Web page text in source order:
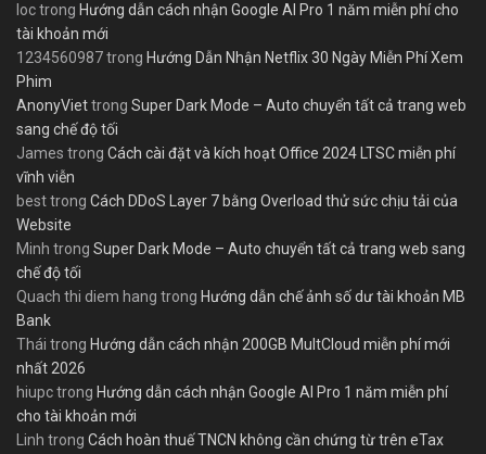
loctrong Hướng dẫn cách nhận Google AI Pro 1 năm miễn phí cho
tài khoản mới
1234560987trong Hướng Dẫn Nhận Netflix 30 Ngày Miễn Phí Xem
Phim
AnonyViettrong Super Dark Mode – Auto chuyển tất cả trang web
sang chế độ tối
James trong Cách cài đặt và kích hoạt Office 2024 LTSC miễn phí
vĩnh viễn
besttrong Cách DDoS Layer 7 bằng Overload thử sức chịu tải của
Website
Minh trong Super Dark Mode – Auto chuyển tất cả trang web sang
chế độ tối
Quach thi diem hang trong Hướng dẫn chế ảnh số dư tài khoản MB
Bank
Thái trong Hướng dẫn cách nhận 200GB MultCloud miễn phí mới
nhất 2026
hiupctrong Hướng dẫn cách nhận Google AI Pro 1 năm miễn phí
cho tài khoản mới
Linh trong Cách hoàn thuế TNCN không cần chứng từ trên eTax